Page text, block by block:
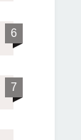
6
7